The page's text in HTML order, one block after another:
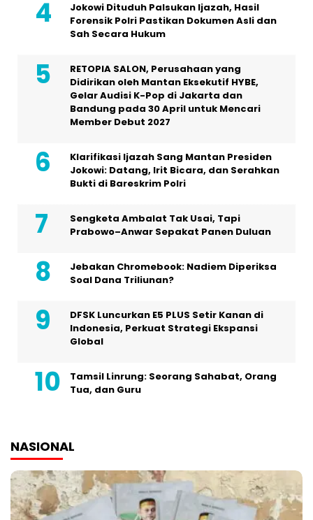
Jokowi Dituduh Palsukan Ijazah, Hasil
Forensik Polri Pastikan Dokumen Asli dan
Sah Secara Hukum
RETOPIA SALON, Perusahaan yang
Didirikan oleh Mantan Eksekutif HYBE,
Gelar Audisi K-Pop di Jakarta dan
Bandung pada 30 April untuk Mencari
Member Debut 2027
Klarifikasi Ijazah Sang Mantan Presiden
Jokowi: Datang, Irit Bicara, dan Serahkan
Bukti di Bareskrim Polri
Sengketa Ambalat Tak Usai, Tapi
Prabowo–Anwar Sepakat Panen Duluan
Jebakan Chromebook: Nadiem Diperiksa
Soal Dana Triliunan?
DFSK Luncurkan E5 PLUS Setir Kanan di
Indonesia, Perkuat Strategi Ekspansi
Global
Tamsil Linrung: Seorang Sahabat, Orang
Tua, dan Guru
NASIONAL